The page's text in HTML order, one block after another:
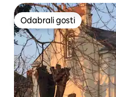
Odabrali gosti
Odabrali gosti